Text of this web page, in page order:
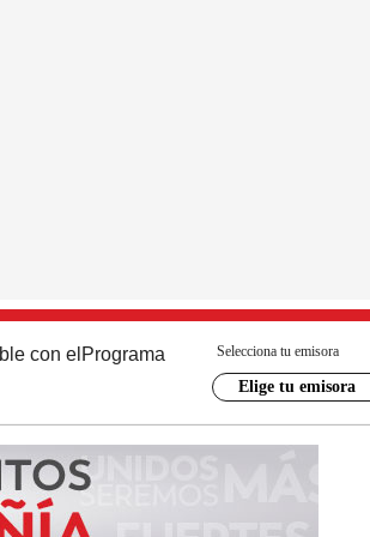
con el Programa Selecciona tu emisora
Elige tu emisora